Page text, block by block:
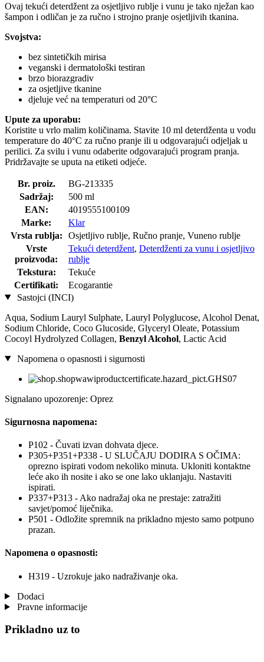
Ovaj tekući deterdžent za osjetljivo rublje i vunu je tako nježan kao
šampon i odličan je za ručno i strojno pranje osjetljivih tkanina.
Svojstva:
bez sintetičkih mirisa
veganski i dermatološki testiran
brzo biorazgradiv
za osjetljive tkanine
djeluje već na temperaturi od 20°C
Upute za uporabu:
Koristite u vrlo malim količinama. Stavite 10 ml deterdženta u vodu
temperature do 40°C za ručno pranje ili u odgovarajući odjeljak u
perilici. Za svilu i vunu odaberite odgovarajući program pranja.
Pridržavajte se uputa na etiketi odjeće.
Br. proiz.
BG-213335
Sadržaj:
500 ml
EAN:
4019555100109
Marke:
Klar
Vrsta rublja:
Osjetljivo rublje, Ručno pranje, Vuneno rublje
Vrste
proizvoda:
Tekući deterdžent, Deterdženti za vunu i osjetljivo
rublje
Tekstura:
Tekuće
Certifikati:
Ecogarantie
Sastojci (INCI)
Aqua, Sodium Lauryl Sulphate, Lauryl Polyglucose, Alcohol Denat,
Sodium Chloride, Coco Glucoside, Glyceryl Oleate, Potassium
Cocoyl Hydrolyzed Collagen, Benzyl Alcohol, Lactic Acid
Napomena o opasnosti i sigurnosti
Signalano upozorenje: Oprez
Sigurnosna napomena:
P102 - Čuvati izvan dohvata djece.
P305+P351+P338 - U SLUČAJU DODIRA S OČIMA:
oprezno ispirati vodom nekoliko minuta. Ukloniti kontaktne
leće ako ih nosite i ako se one lako uklanjaju. Nastaviti
ispirati.
P337+P313 - Ako nadražaj oka ne prestaje: zatražiti
savjet/pomoć liječnika.
P501 - Odložite spremnik na prikladno mjesto samo potpuno
prazan.
Napomena o opasnosti:
H319 - Uzrokuje jako nadraživanje oka.
Dodaci
Pravne informacije
Prikladno uz to